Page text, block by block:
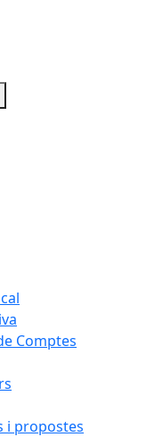
Comptes
i propostes